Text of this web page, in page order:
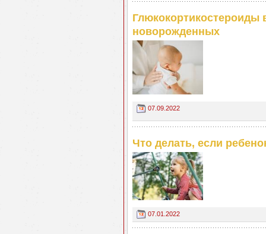
новорожденных
07.09.2022
Что делать, если
07.01.2022